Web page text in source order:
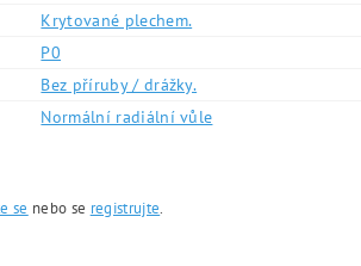
Krytované plechem.
P0
Bez příruby / drážky.
Normální radiální vůle
se nebo se registrujte.